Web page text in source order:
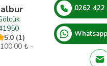
5.0 (1)
₺ -
0262 422
Whatsapp